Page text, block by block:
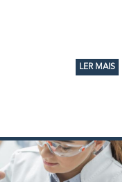
LER MAIS